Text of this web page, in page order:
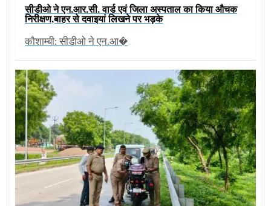
सीडीओ ने एन.आर.सी. वार्ड एवं जिला अस्पताल का किया औचक
निरीक्षण,बाहर से दवाइयां लिखने पर भड़के
कौशाम्बी: सीडीओ ने एन.आ�